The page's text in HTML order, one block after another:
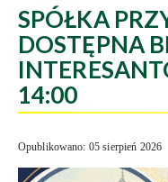
SPÓŁKA
DOSTĘPNA
14:00
Opublikowano: 05 sierpień 2026